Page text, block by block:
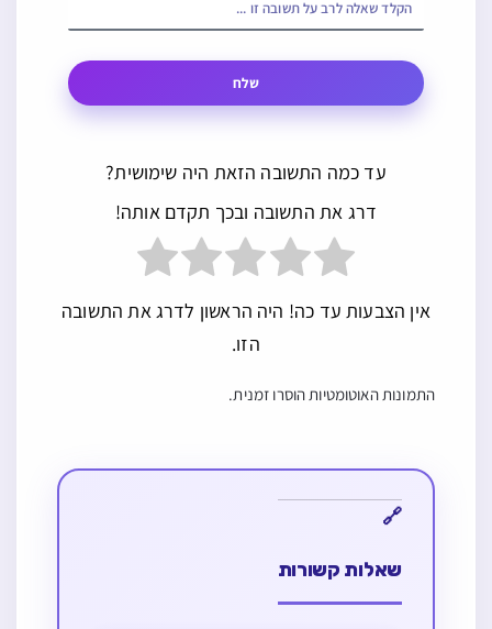
שלח
עד כמה התשובה הזאת היה שימושית?
דרג את התשובה ובכך תקדם אותה!
אין הצבעות עד כה! היה הראשון לדרג את התשובה
הזו.
התמונות האוטומטיות הוסרו זמנית.
שאלות קשורות